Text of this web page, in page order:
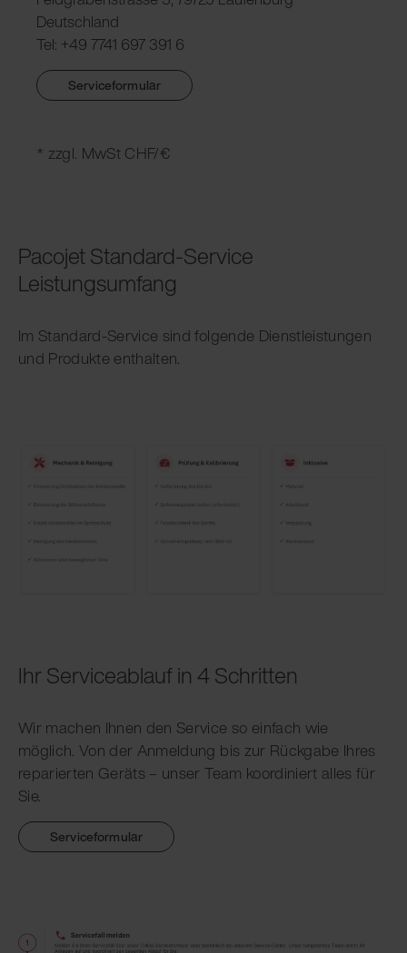
Deutschland
Tel: +49 7741 697 391 6
Serviceformular
* zzgl. MwSt CHF/€
Pacojet Standard-Service
Leistungsumfang
Im Standard-Service sind folgende Dienstleistungen
und Produkte enthalten.
Ihr Serviceablauf in 4 Schritten
Wir machen Ihnen den Service so einfach wie
möglich. Von der Anmeldung bis zur Rückgabe Ihres
reparierten Geräts – unser Team koordiniert alles für
Sie.
Serviceformular